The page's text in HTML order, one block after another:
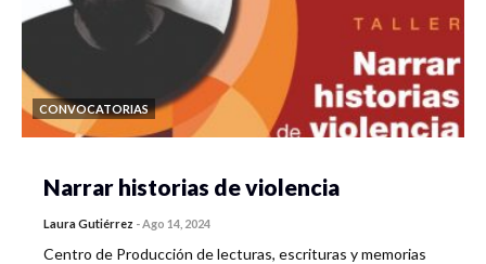
CONVOCATORIAS
Narrar historias de violencia
Laura Gutiérrez -Ago 14, 2024
Centro de Producción de lecturas, escrituras y memorias